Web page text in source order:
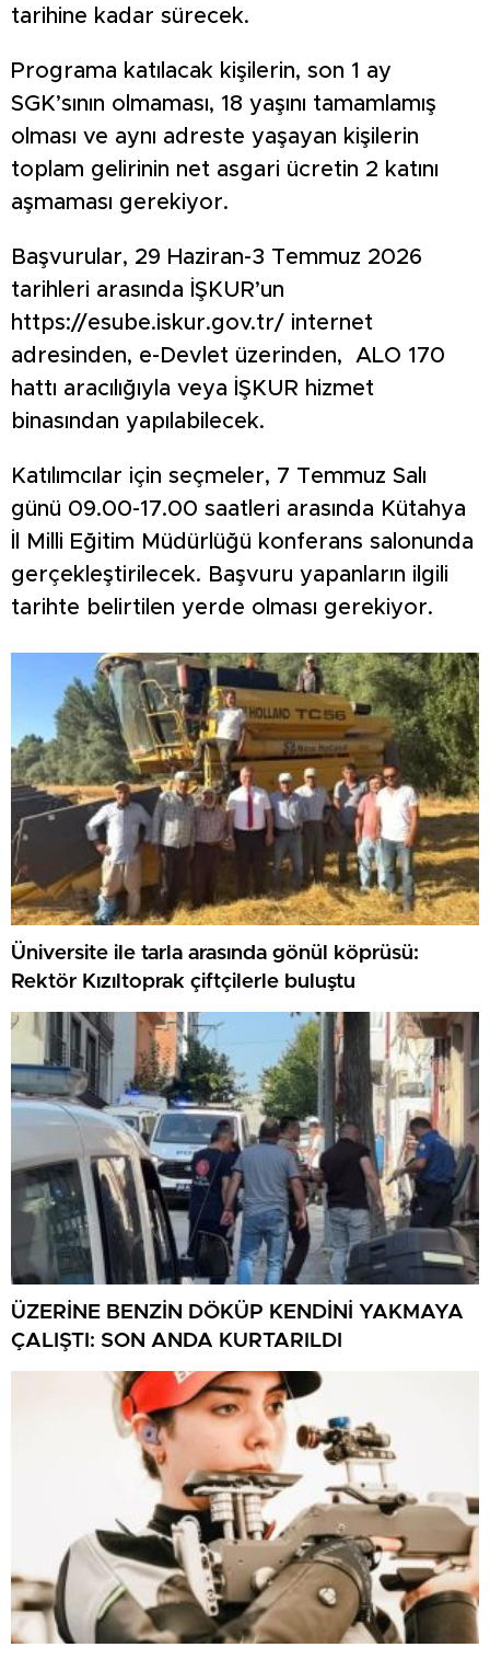
tarihine kadar sürecek.
Programa katılacak kişilerin, son 1 ay
SGK’sının olmaması, 18 yaşını tamamlamış
olması ve aynı adreste yaşayan kişilerin
toplam gelirinin net asgari ücretin 2 katını
aşmaması gerekiyor.
Başvurular, 29 Haziran-3 Temmuz 2026
tarihleri arasında İŞKUR’un
https://esube.iskur.gov.tr/ internet
adresinden, e-Devlet üzerinden, ALO 170
hattı aracılığıyla veya İŞKUR hizmet
binasından yapılabilecek.
Katılımcılar için seçmeler, 7 Temmuz Salı
günü 09.00-17.00 saatleri arasında Kütahya
İl Milli Eğitim Müdürlüğü konferans salonunda
gerçekleştirilecek. Başvuru yapanların ilgili
tarihte belirtilen yerde olması gerekiyor.
Üniversite ile tarla arasında gönül köprüsü:
Rektör Kızıltoprak çiftçilerle buluştu
ÜZERİNE BENZİN DÖKÜP KENDİNİ YAKMAYA
ÇALIŞTI: SON ANDA KURTARILDI